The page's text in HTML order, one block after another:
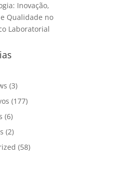
Inovação,
Qualidade no
Laboratorial
(3)
(177)
(6)
(2)
(58)